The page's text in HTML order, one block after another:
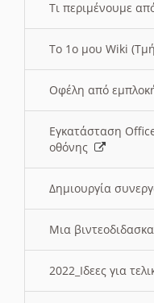
Τι περιμένουμε
Το 1ο μου Wiki
Οφέλη από
Εγκατάσταση
οθόνης
Δημιουργία
Μια
2022_Ιδεες για